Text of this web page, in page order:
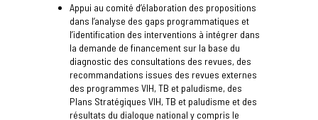
Appui au comité d’élaboration des propositions
dans l’analyse des gaps programmatiques et
l’identification des interventions à intégrer dans
la demande de financement sur la base du
diagnostic des consultations des revues, des
recommandations issues des revues externes
des programmes VIH, TB et paludisme, des
Plans Stratégiques VIH, TB et paludisme et des
résultats du dialogue national y compris le